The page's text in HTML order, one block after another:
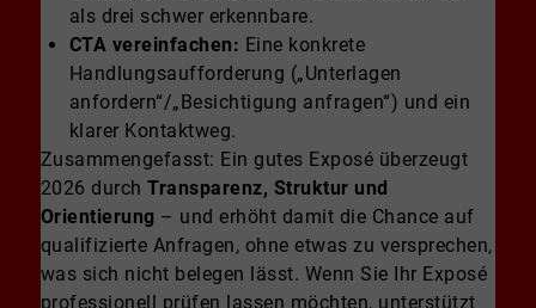
als drei schwer erkennbare.
CTA vereinfachen: Eine konkrete
Handlungsaufforderung („Unterlagen
anfordern“/„Besichtigung anfragen“) und ein
klarer Kontaktweg.
Zusammengefasst: Ein gutes Exposé überzeugt
2026 durchTransparenz, Struktur und
Orientierung – und erhöht damit die Chance auf
qualifizierte Anfragen, ohne etwas zu versprechen,
was sich nicht belegen lässt. Wenn Sie Ihr Exposé
professionell prüfen lassen möchten, unterstützt